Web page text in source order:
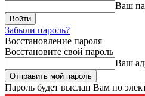
Ваш
Забыли пароль?
Восстановление пароля
Восстановите свой пароль
Ваш
Пароль будет выслан Вам по